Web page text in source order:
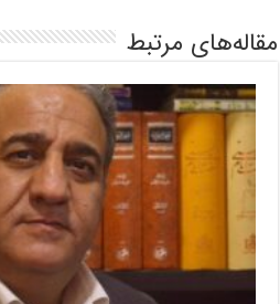
مقاله‌های مرتبط